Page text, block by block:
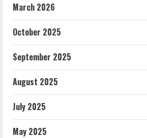
March 2026
October 2025
September 2025
August 2025
July 2025
May 2025